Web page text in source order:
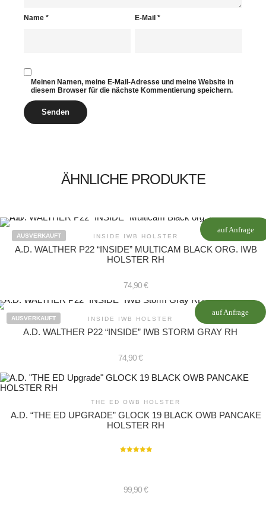
Name * E-Mail*
Meinen Namen, meine E-Mail-Adresse und meine Website in
diesem Browser für die nächste Kommentierung speichern.
ÄHNLICHE PRODUKTE
auf Anfrage
AUSVERKAUFT INSIDE IWB HOLSTER
A.D. WALTHER P22 “INSIDE” MULTICAM BLACK ORG. IWB
HOLSTER RH
74,90€
auf Anfrage
AUSVERKAUFT INSIDE IWB HOLSTER
A.D. WALTHER P22 “INSIDE” IWB STORM GRAY RH
74,90€
THE ED OWB HOLSTER
A.D. “THE ED UPGRADE” GLOCK 19 BLACK OWB PANCAKE
HOLSTER RH
99,90€